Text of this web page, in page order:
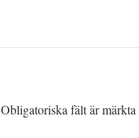
Obligatoriska fält är märkta